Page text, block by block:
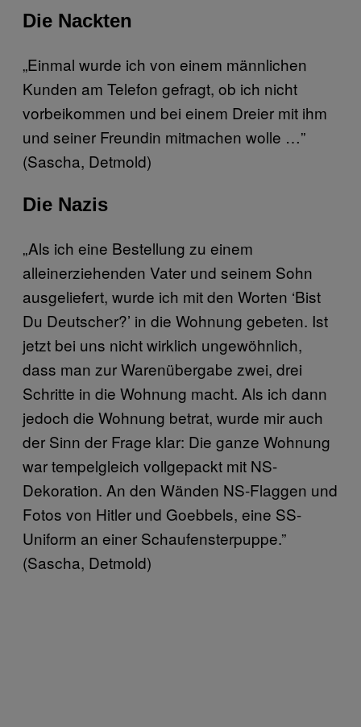
Die Nackten
„Einmal wurde ich von einem männlichen
Kunden am Telefon gefragt, ob ich nicht
vorbeikommen und bei einem Dreier mit ihm
und seiner Freundin mitmachen wolle …”
(Sascha, Detmold)
Die Nazis
„Als ich eine Bestellung zu einem
alleinerziehenden Vater und seinem Sohn
ausgeliefert, wurde ich mit den Worten ‘Bist
Du Deutscher?’ in die Wohnung gebeten. Ist
jetzt bei uns nicht wirklich ungewöhnlich,
dass man zur Warenübergabe zwei, drei
Schritte in die Wohnung macht. Als ich dann
jedoch die Wohnung betrat, wurde mir auch
der Sinn der Frage klar: Die ganze Wohnung
war tempelgleich vollgepackt mit NS-
Dekoration. An den Wänden NS-Flaggen und
Fotos von Hitler und Goebbels, eine SS-
Uniform an einer Schaufensterpuppe.”
(Sascha, Detmold)